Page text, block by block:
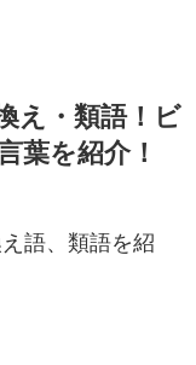
え・類語！ビ
葉を紹介！
語、類語を紹